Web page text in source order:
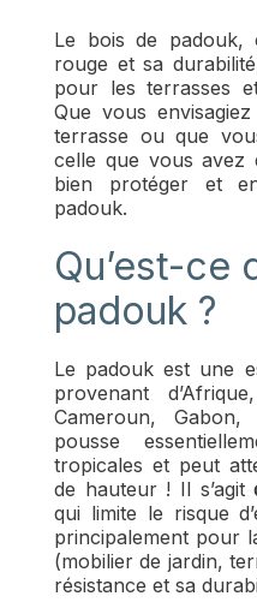
Le bois de
rouge et sa
pour les terrasses
Que vous
terrasse ou que
celle que vous avez
bien protéger et
padouk.
Qu’est-ce
padouk ?
Le padouk est une
provenant
Cameroun, Gabon,
pousse
tropicales et peut
de hauteur ! Il s’agit
qui limite le risque
principalement pour
(mobilier de jardin,
résistance et sa